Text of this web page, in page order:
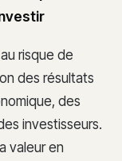
risque de
des résultats
des
investisseurs.
valeur en